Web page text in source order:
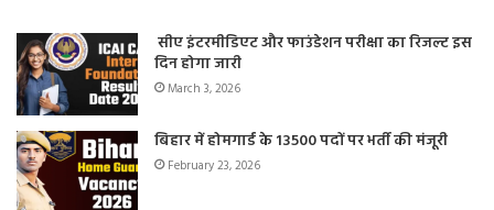
सीए इंटरमीडिएट और फाउंडेशन परीक्षा का रिजल्ट इस
दिन होगा जारी
March 3, 2026
बिहार में होमगार्ड के 13500 पदों पर भर्ती की मंजूरी
February 23, 2026